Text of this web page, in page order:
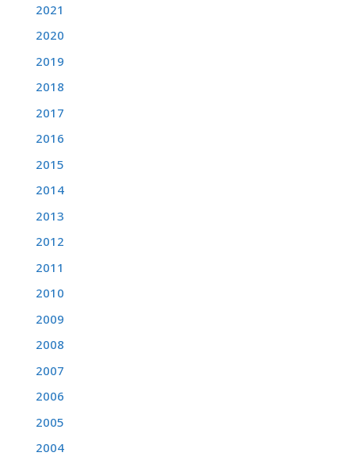
2021
2020
2019
2018
2017
2016
2015
2014
2013
2012
2011
2010
2009
2008
2007
2006
2005
2004